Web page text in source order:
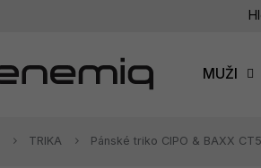
MUŽI
TRIKA Pánské triko CIPO & BAXX